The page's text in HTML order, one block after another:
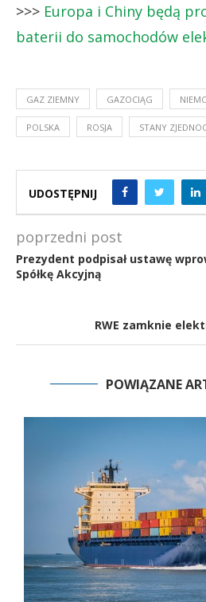
>>> Europa i Chiny będą
baterii do samochodów
GAZ ZIEMNY GAZOCIĄG
POLSKA ROSJA STANY
UDOSTĘPNIJ
poprzedni post
Prezydent podpisał ustawę
Spółkę Akcyjną
RWE zamknie
POWIĄZANE